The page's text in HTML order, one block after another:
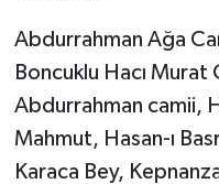
Abdurrahman Ağa
Boncuklu Hacı Murat
Abdurrahman camii,
Mahmut, Hasan-ı
Karaca Bey,